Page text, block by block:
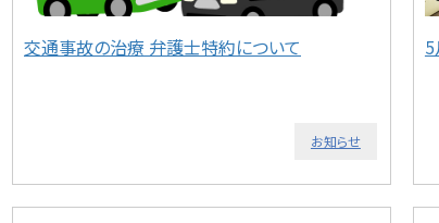
交通事故の治療 弁護士特約について
お知らせ